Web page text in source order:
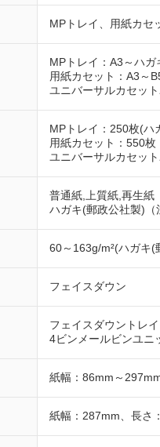
MPトレイ、用紙カセ
MPトレイ：A3～ハガ
用紙カセット：A3～
ユニバーサルカセッ
MPトレイ：250枚(ハ
用紙カセット：550枚
ユニバーサルカセッ
普通紙,上質紙,再生紙
ハガキ(郵政公社製)
60～163g/m²(ハガキ(
フェイスダウン
フェイスダウントレ
4ビンメールビンユ
紙幅：86mm～
紙幅：287mm、長さ